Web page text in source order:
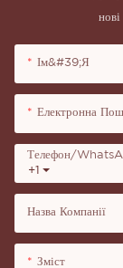
нові
Ім&#39;я
Електронна
+1
Телефон/
Назва Компанії
Зміст